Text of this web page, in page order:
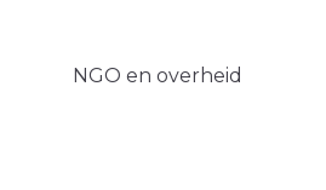
NGO en overheid